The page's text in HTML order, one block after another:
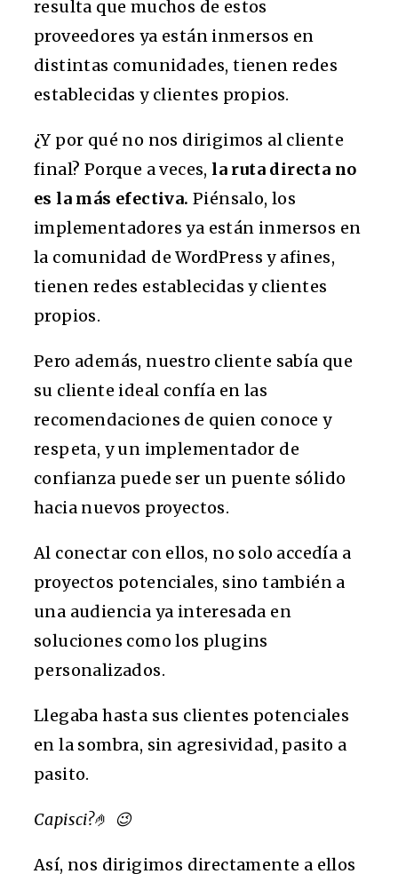
resulta que muchos de estos
proveedores ya están inmersos en
distintas comunidades, tienen redes
establecidas y clientes propios.
¿Y por qué no nos dirigimos al cliente
final? Porque a veces, la ruta directa no
es la más efectiva. Piénsalo, los
implementadores ya están inmersos en
la comunidad de WordPress y afines,
tienen redes establecidas y clientes
propios.
Pero además, nuestro cliente sabía que
su cliente ideal confía en las
recomendaciones de quien conoce y
respeta, y un implementador de
confianza puede ser un puente sólido
hacia nuevos proyectos.
Al conectar con ellos, no solo accedía a
proyectos potenciales, sino también a
una audiencia ya interesada en
soluciones como los plugins
personalizados.
Llegaba hasta sus clientes potenciales
en la sombra, sin agresividad, pasito a
pasito.
Capisci?🤌 😉
Así, nos dirigimos directamente a ellos